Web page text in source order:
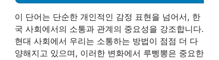
이 단어는 단순한 개인적인 감정 표현을 넘어서, 한
국 사회에서의 소통과 관계의 중요성을 강조합니다.
현대 사회에서 우리는 소통하는 방법이 점점 더 다
양해지고 있으며, 이러한 변화에서 루삥뽕은 중요한